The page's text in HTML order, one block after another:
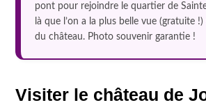
pont pour rejoindre le quartier de
là que l’on a la plus belle vue (gratuite
du château. Photo souvenir garantie !
Visiter le château de